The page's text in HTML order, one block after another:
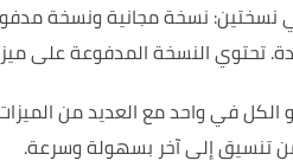
تحتوي النسخة المدفوعة على
تنسيق إلى آخر بسهولة وسرعة.